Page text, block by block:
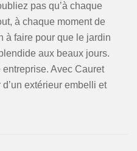
pas qu’à chaque
à chaque moment de
à faire pour que le jardin
aux beaux jours.
Avec Cauret
extérieur embelli et